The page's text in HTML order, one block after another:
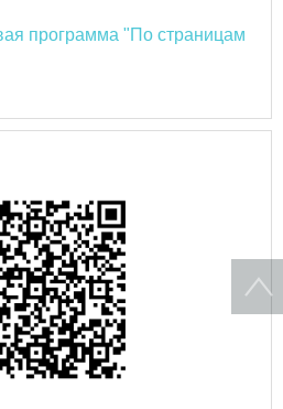
программа "По страницам